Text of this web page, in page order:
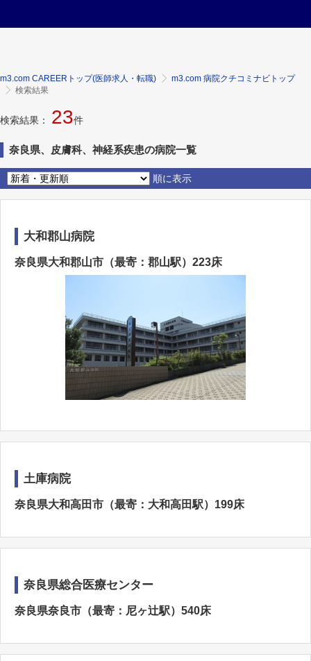
m3.com CAREERトップ(医師求人・転職)
m3.com 病院クチコミナビトップ
検索結果
検索結果： 23件
奈良県、皮膚科、神経系疾患の病院一覧
順に表示
大和郡山病院
奈良県大和郡山市（最寄：郡山駅）223床
土庫病院
奈良県大和高田市（最寄：大和高田駅）199床
奈良県総合医療センター
奈良県奈良市（最寄：尼ヶ辻駅）540床